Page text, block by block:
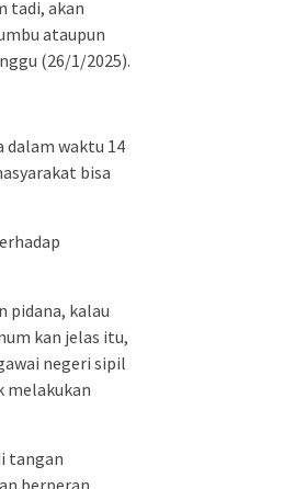
tadi, akan
ataupun
(26/1/2025).
dalam waktu 14
bisa
pidana, kalau
kan jelas itu,
negeri sipil
melakukan
tangan
berperan